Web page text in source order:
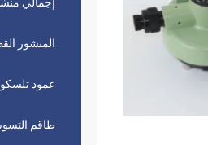
المنشور
عمود
طاقم